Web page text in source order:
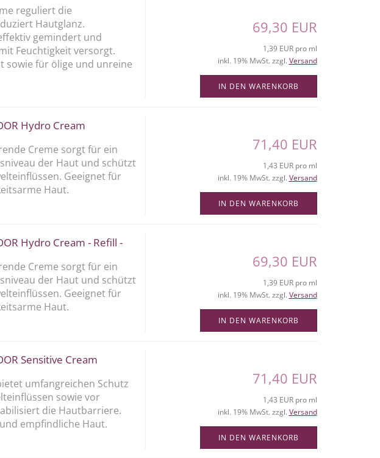
reguliert die
Hautglanz.
gemindert und
Feuchtigkeit versorgt.
sowie für ölige und unreine
69,30 EUR
1,39 EUR pro ml
inkl. 19% MwSt. zzgl. Versand
IN DEN WARENKORB
Hydro Cream
Creme sorgt für ein
der Haut und schützt
Geeignet für
Haut.
71,40 EUR
1,43 EUR pro ml
inkl. 19% MwSt. zzgl. Versand
IN DEN WARENKORB
Hydro Cream - Refill -
Creme sorgt für ein
der Haut und schützt
Geeignet für
Haut.
69,30 EUR
1,39 EUR pro ml
inkl. 19% MwSt. zzgl. Versand
IN DEN WARENKORB
Sensitive Cream
umfangreichen Schutz
sowie vor
die Hautbarriere.
empfindliche Haut.
71,40 EUR
1,43 EUR pro ml
inkl. 19% MwSt. zzgl. Versand
IN DEN WARENKORB